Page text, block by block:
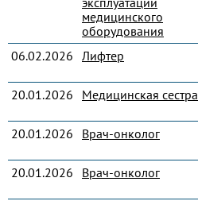
медицинского
оборудования
06.02.2026 Лифтер
20.01.2026
Медицинская сестра
20.01.2026
Врач-онколог
20.01.2026
Врач-онколог